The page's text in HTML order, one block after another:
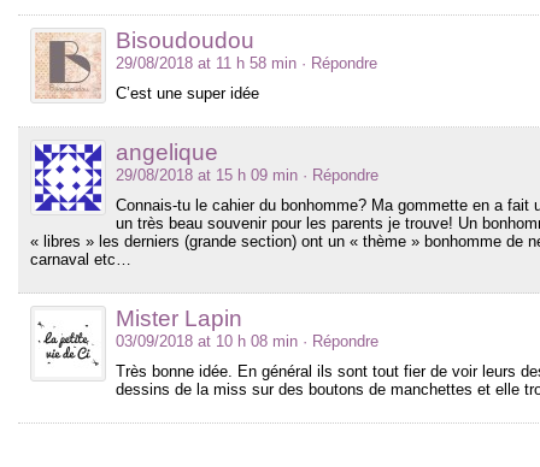
Bisoudoudou
29/08/2018 at 11 h 58 min · Répondre
C’est une super idée
angelique
29/08/2018 at 15 h 09 min · Répondre
Connais-tu le cahier du bonhomme? Ma gommette en a fait
un très beau souvenir pour les parents je trouve! Un
« libres » les derniers (grande section) ont un « thème » bonhomme de
carnaval etc…
Mister Lapin
03/09/2018 at 10 h 08 min · Répondre
Très bonne idée. En général ils sont tout fier de voir leurs
dessins de la miss sur des boutons de manchettes et elle